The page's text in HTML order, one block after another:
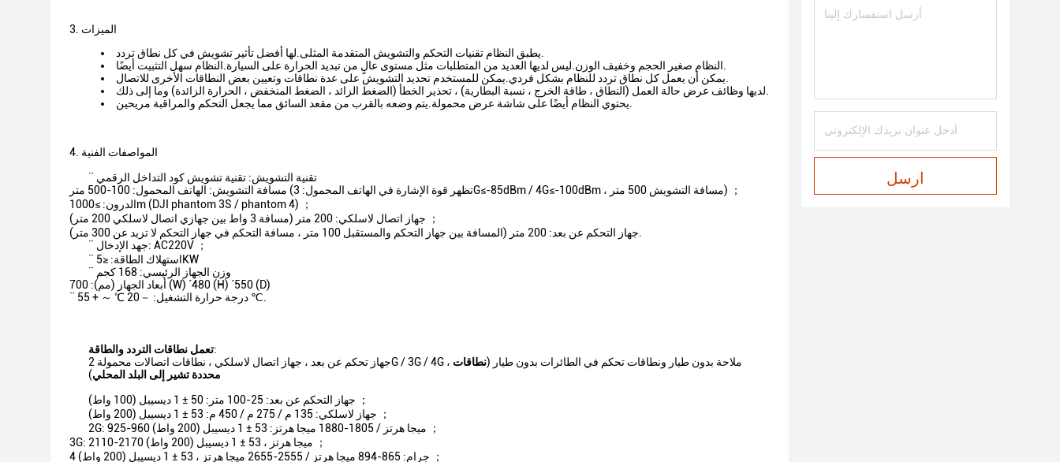
3. الميزات
يطبق النظام تقنيات التحكم والتشويش المتقدمة المثلى.لها أفضل تأثير تشويش في كل نطاق تردد.
النظام صغير الحجم وخفيف الوزن.ليس لديها العديد من المتطلبات مثل مستوى عالٍ من تبديد الحرارة على السيارة.النظام سهل التثبيت أيضًا.
يمكن أن يعمل كل نطاق تردد للنظام بشكل فردي.يمكن للمستخدم تحديد التشويش على عدة نطاقات وتعيين بعض النطاقات الأخرى للاتصال.
لديها وظائف عرض حالة العمل (النطاق ، طاقة الخرج ، نسبة البطارية) ، تحذير الخطأ (الضغط الزائد ، الضغط المنخفض ، الحرارة الزائدة) وما إلى ذلك.
يحتوي النظام أيضًا على شاشة عرض محمولة.يتم وضعه بالقرب من مقعد السائق مما يجعل التحكم والمراقبة مريحين.
4. المواصفات الفنية
¨ تقنية التشويش: تقنية تشويش كود التداخل الرقمي
مسافة التشويش: الهاتف المحمول: 100-500 متر (تظهر قوة الإشارة في الهاتف المحمول:
3G≤-85dBm / 4G≤-100dBm ، مسافة التشويش 500 متر) ；
الدرون: ≥1000m (DJI phantom 3S / phantom 4) ；
جهاز اتصال لاسلكي: 200 متر (مسافة 3 واط بين جهازي اتصال لاسلكي 200 متر) ；
جهاز التحكم عن بعد: 200 متر (المسافة بين جهاز التحكم والمستقبل 100 متر ، مسافة التحكم في جهاز التحكم لا تزيد عن 300 متر).
¨ جهد الإدخال: AC220V ；
¨ استهلاك الطاقة: ≤5KW
¨ وزن الجهاز الرئيسي: 168 كجم
أبعاد الجهاز (مم): 700 (W) ´480 (H) ´550 (D)
¨ درجة حرارة التشغيل: －20 ℃ ～ + 55 ℃.
تعمل نطاقات التردد والطاقة:
جهاز تحكم عن بعد ، جهاز اتصال لاسلكي ، نطاقات اتصالات محمولة 2G / 3G / 4G ، ملاحة بدون طيار ونطاقات تحكم في الطائرات بدون طيار (نطاقات
محددة تشير إلى البلد المحلي)
جهاز التحكم عن بعد: 25-100 متر: 50 ± 1 ديسيبل (100 واط) ；
جهاز لاسلكي: 135 م / 275 م / 450 م: 53 ± 1 ديسيبل (200 واط) ；
2G: 925-960 ميجا هرتز / 1805-1880 ميجا هرتز: 53 ± 1 ديسيبل (200 واط) ；
3G: 2110-2170 ميجا هرتز ، 53 ± 1 ديسيبل (200 واط) ；
4 جرام: 865-894 ميجا هرتز / 2555-2655 ميجا هرتز ، 53 ± 1 ديسيبل (200 واط) ；
ارسل